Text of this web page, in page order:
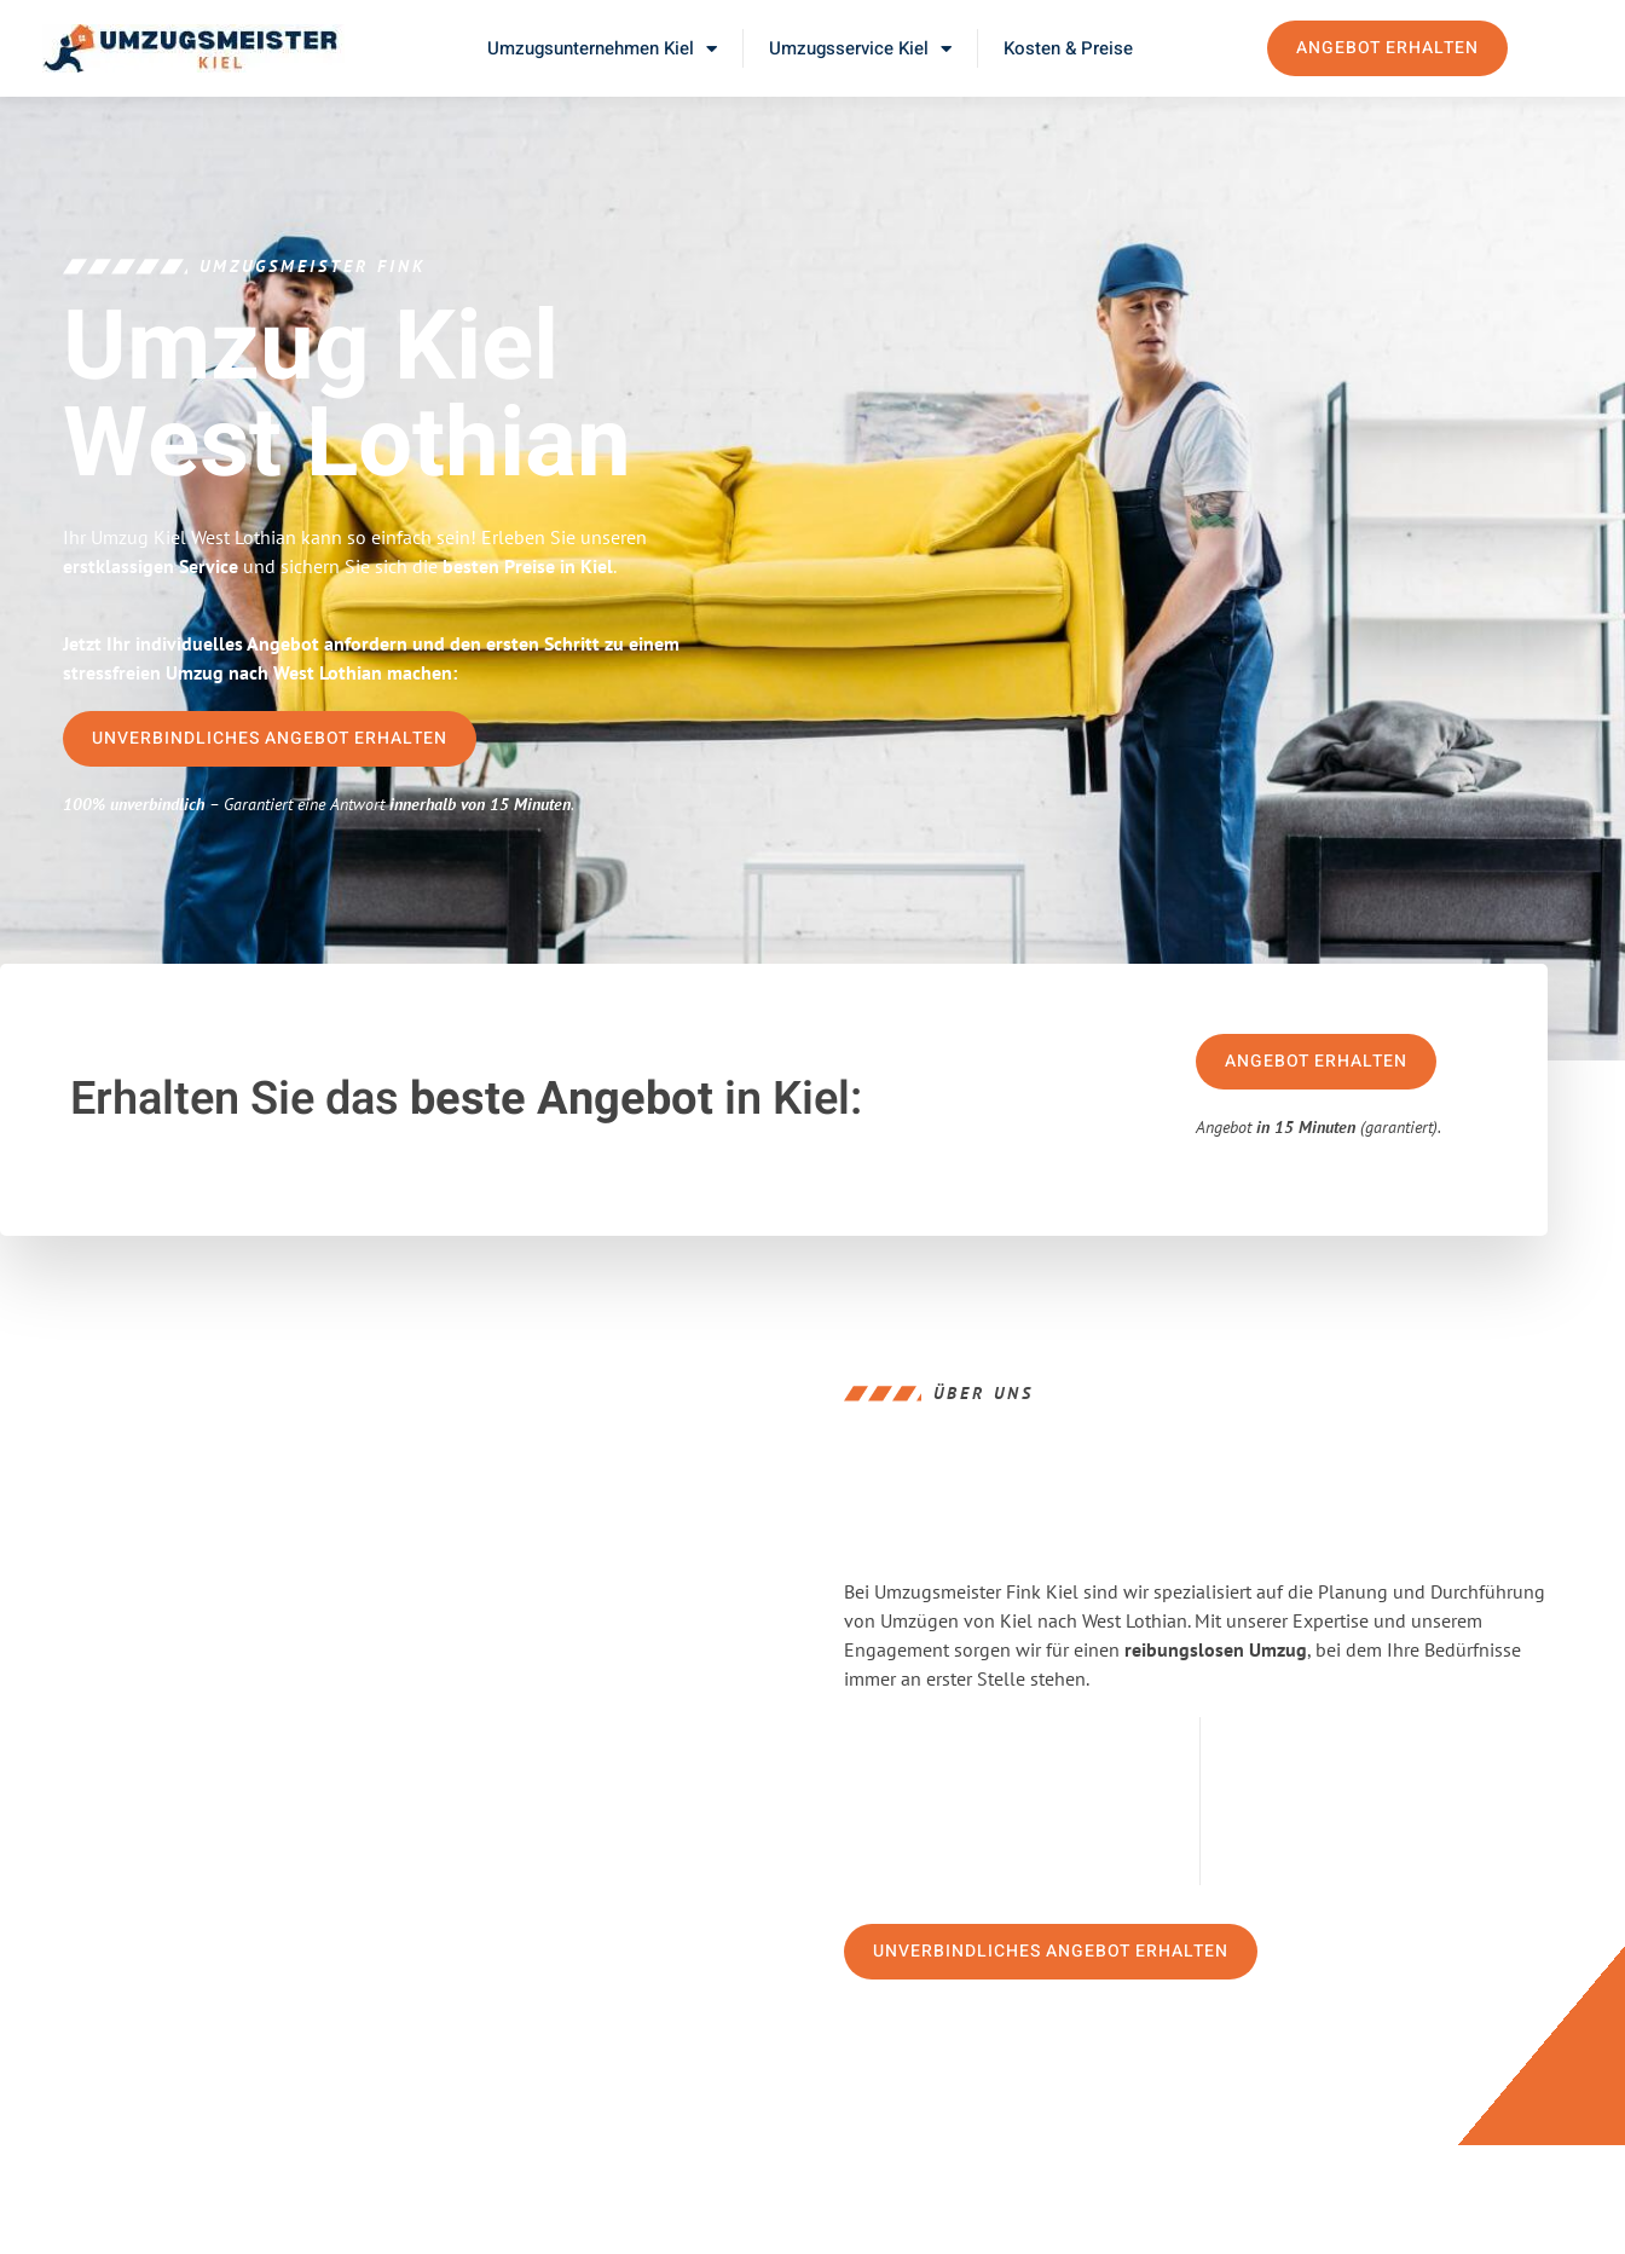
Umzugsunternehmen Kiel Umzugsservice Kiel Kosten & Preise ANGEBOT ERHALTEN
UMZUGSMEISTER FINK
Umzug Kiel
West Lothian
Ihr Umzug Kiel West Lothian kann so einfach sein! Erleben Sie unseren
erstklassigen Service und sichern Sie sich diebesten Preise in Kiel.
Jetzt Ihr individuelles Angebot anfordern und den ersten Schritt zu einem
stressfreien Umzug nach West Lothian machen:
UNVERBINDLICHES ANGEBOT ERHALTEN
100% unverbindlich– Garantiert eine Antwortinnerhalb von 15 Minuten.
Erhalten Sie das beste Angebotin Kiel:
ANGEBOT ERHALTEN
Angebotin 15 Minuten (garantiert).
ÜBER UNS
Bei Umzugsmeister Fink Kiel sind wir spezialisiert auf die Planung und Durchführung
von Umzügen von Kiel nach West Lothian. Mit unserer Expertise und unserem
Engagement sorgen wir für einen reibungslosen Umzug, bei dem Ihre Bedürfnisse
immer an erster Stelle stehen.
UNVERBINDLICHES ANGEBOT ERHALTEN